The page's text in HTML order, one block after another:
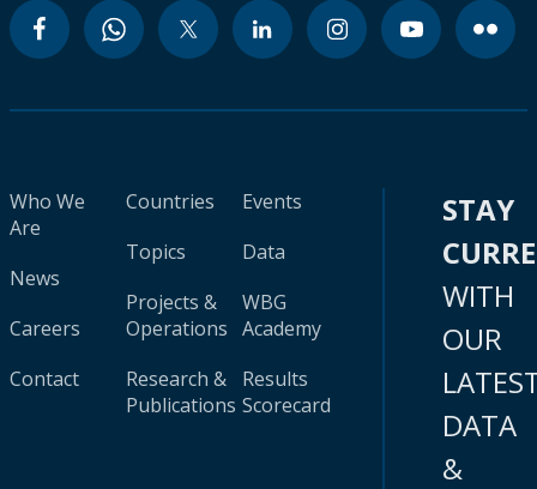
Who We
Are
News
Careers
Contact
Countries
Topics
Projects &
Operations
Research &
Publications
Events
Data
WBG
Academy
Results
Scorecard
STAY
WITH
OUR
DATA
&